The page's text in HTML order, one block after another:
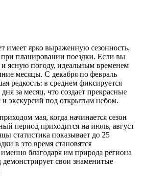
имеет ярко выраженную сезонность,
планировании поездки. Если вы
и ясную погоду, идеальным временем
месяцы. С декабря по февраль
редкость: в среднем фиксируется
за месяц, что создает прекрасные
и экскурсий под открытым небом.
мая, когда начинается сезон
период приходится на июль, август
статистика показывает до 25
в это время становятся
благодаря им природа региона
демонстрирует свои знаменитые